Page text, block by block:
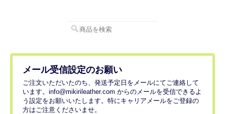
メール受信設定のお願い
ご注文いただいたのち、発送予定日をメールにてご連絡して
います。 info@mikirileather.com からのメールを受信できるよ
う設定をお願いいたします。特にキャリアメールをご登録の
方はご注意くださいませ。